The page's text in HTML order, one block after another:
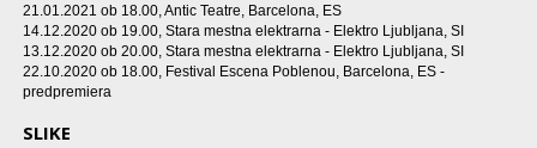
21.01.2021 ob 18.00, Antic Teatre, Barcelona, ES
14.12.2020 ob 19.00, Stara mestna elektrarna - Elektro Ljubljana, SI
13.12.2020 ob 20.00, Stara mestna elektrarna - Elektro Ljubljana, SI
22.10.2020 ob 18.00, Festival Escena Poblenou, Barcelona, ES -
predpremiera
SLIKE